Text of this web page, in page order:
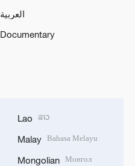
العربية
Documentary
Lao ລາວ
Malay Bahasa Melayu
Mongolian Монгол